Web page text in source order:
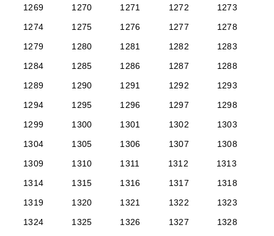
1269
1270 1271 1272
1273
1274
1275 1276 1277
1278
1279
1280 1281 1282
1283
1284
1285 1286 1287
1288
1289
1290 1291 1292
1293
1294
1295 1296 1297
1298
1299
1300 1301 1302
1303
1304
1305 1306 1307
1308
1309
1310 1311 1312
1313
1314
1315 1316 1317
1318
1319
1320 1321 1322
1323
1324
1325 1326 1327
1328